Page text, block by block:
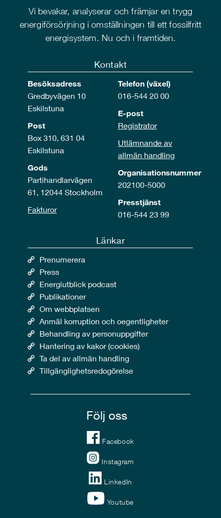
Vi bevakar, analyserar och främjar en trygg
energiförsörjning i omställningen till ett fossilfritt
energisystem. Nu och i framtiden.
Kontakt
Besöksadress
Gredbyvägen 10
Eskilstuna
Post
Box 310, 631 04
Eskilstuna
Gods
Partihandlarvägen
61, 12044 Stockholm
Fakturor
Telefon (växel)
016-544 20 00
E-post
Registrator
Utlämnande av
allmän handling
Organisationsnummer
202100-5000
Presstjänst
016-544 23 99
Länkar
Prenumerera
Press
Energiutblick podcast
Publikationer
Om webbplatsen
Anmäl korruption och oegentligheter
Behandling av personuppgifter
Hantering av kakor (cookies)
Ta del av allmän handling
Tillgänglighetsredogörelse
Följ oss
Facebook
Instagram
LinkedIn
Youtube